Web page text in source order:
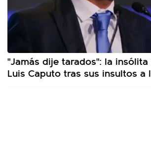
"Jamás dije tarados": la
Luis Caputo tras sus insultos a